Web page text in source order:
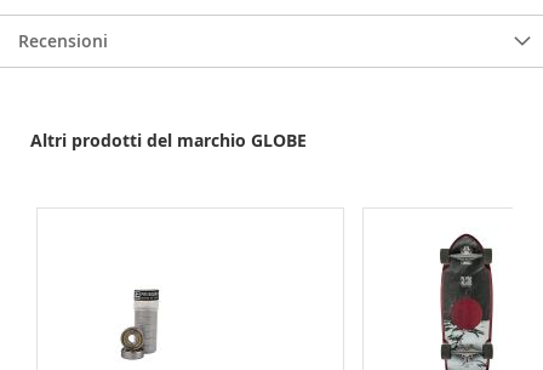
Recensioni
Altri prodotti del marchio GLOBE